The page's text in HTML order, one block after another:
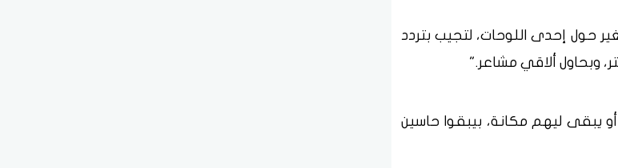
حول إحدى اللوحات، لتجيب بتردد
وبحاول ألاقي مشاعر."
أو يبقى ليهم مكانة، بيبقوا حاسين